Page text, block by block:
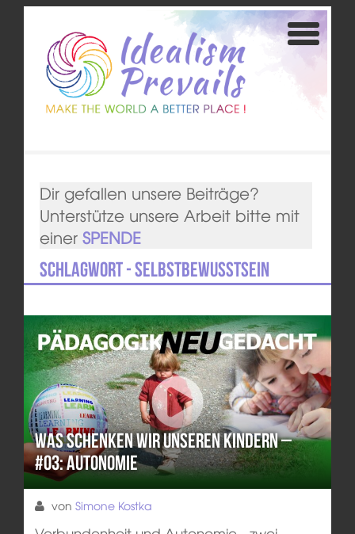
Dir gefallen unsere Beiträge?
Unterstütze unsere Arbeit bitte mit
einer SPENDE
Schlagwort - Selbstbewusstsein
Was schenken wir unseren Kindern –
#03: Autonomie
von Simone Kostka